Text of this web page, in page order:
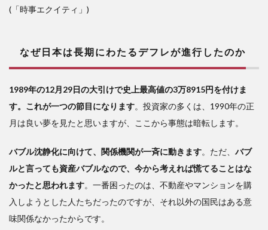
(「時事エクイティ」)
なぜ日本は長期にわたるデフレが進行したのか
1989年の12月29日の大引けで史上最高値の3万8915円を付けま
す。これが一つの節目になります。投資家の多くは、1990年の正
月は良い夢を見たと思いますが、ここから事態は暗転します。
バブル沈静化に向けて、関係機関が一斉に動きます。ただ、 バブ
ルと言っても資産バブルなので、今から考えれば慌てることはな
かったと思われます。一番困ったのは、不動産やマンションを購
入しようとした人たちだったのですが、それ以外の国民はある意
味関係なかったからです。